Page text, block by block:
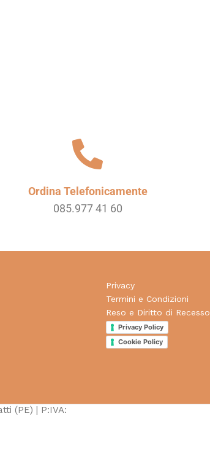
Ordina Telefonicamente
085.977 41 60
Privacy
Termini e Condizioni
Reso e Diritto di Recesso
Privacy Policy
Cookie Policy
(PE) | P:IVA: